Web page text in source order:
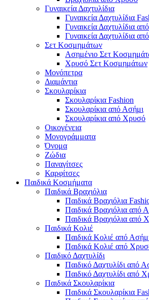
Γυναικεία Δαχτυλίδια
Γυναικεία Δαχτυλίδια
Γυναικεία Δαχτυλίδια
Γυναικεία Δαχτυλίδια
Σετ Κοσμημάτων
Ασημένιο Σετ
Χρυσό Σετ Κοσμημάτων
Μονόπετρα
Διαμάντια
Σκουλαρίκια
Σκουλαρίκια Fashion
Σκουλαρίκια από Ασήμι
Σκουλαρίκια από Χρυσό
Οικογένεια
Μονογράμματα
Όνομα
Ζώδια
Παναγίτσες
Καρφίτσες
Παιδικά Κοσμήματα
Παιδικά Βραχιόλια
Παιδικά Βραχιόλια
Παιδικά Βραχιόλια από
Παιδικά Βραχιόλια από
Παιδικά Κολιέ
Παιδικά Κολιέ από
Παιδικά Κολιέ από
Παιδικό Δαχτυλίδι
Παιδικό Δαχτυλίδι από
Παιδικό Δαχτυλίδι από
Παιδικά Σκουλαρίκια
Παιδικά Σκουλαρίκια